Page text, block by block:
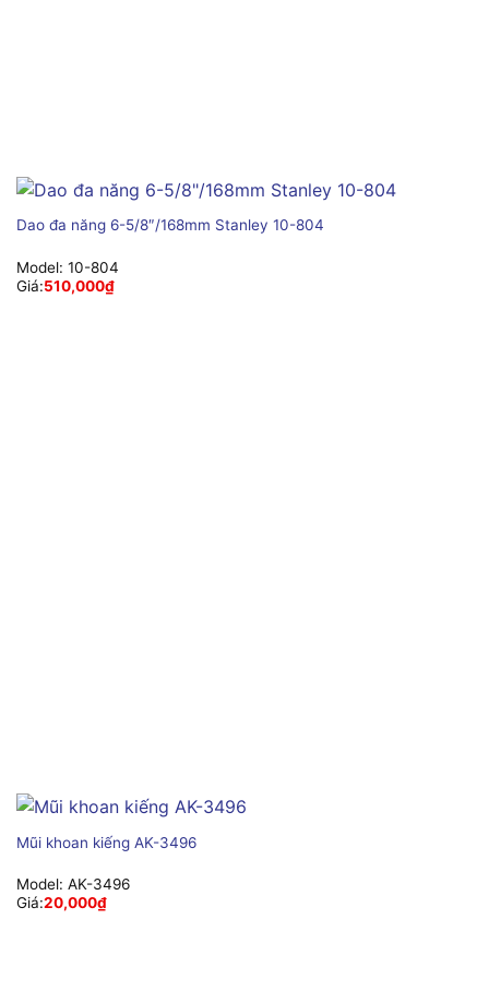
Dao đa năng 6-5/8″/168mm Stanley 10-804
Model: 10-804
Giá:510,000₫
Mũi khoan kiếng AK-3496
Model: AK-3496
Giá:20,000₫